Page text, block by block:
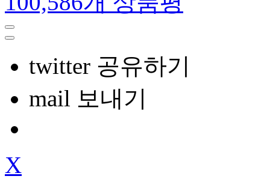
twitter 공유하기
mail 보내기
X